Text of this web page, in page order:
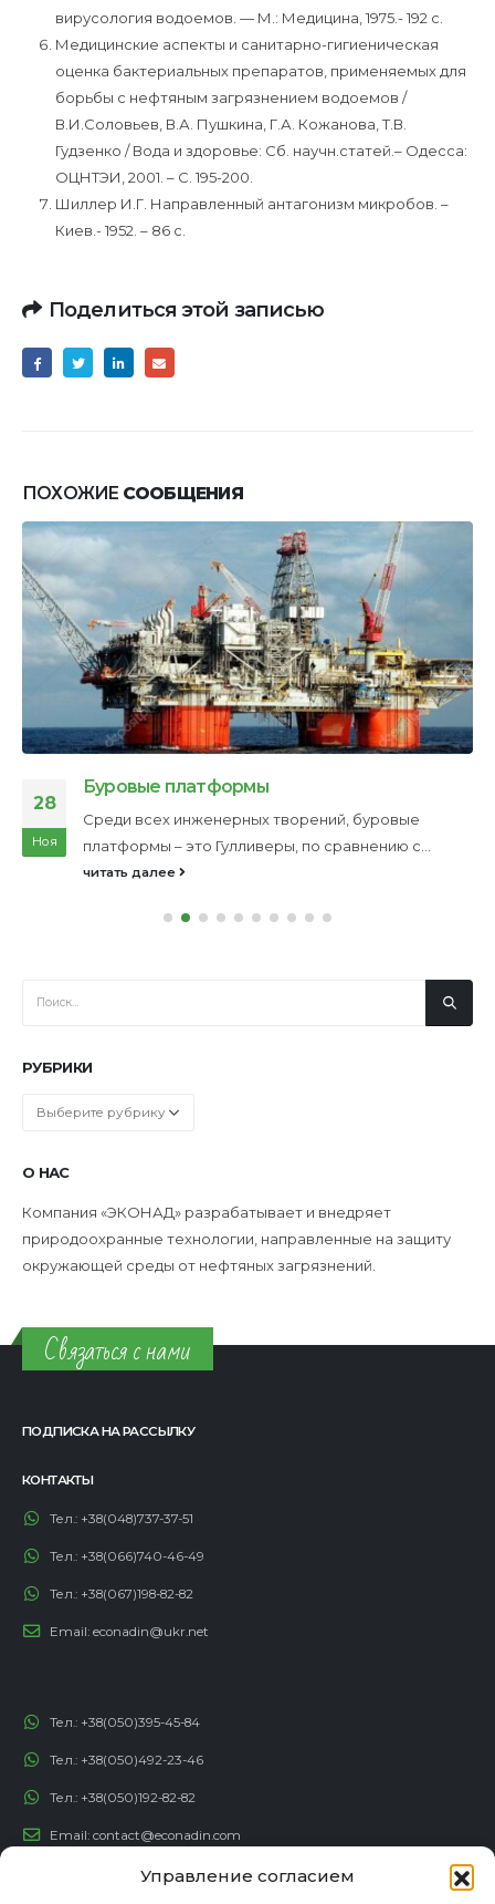
Управление согласием
вирусология водоемов. — М.: Медицина, 1975.- 192 с.
Медицинские аспекты и санитарно-гигиеническая
оценка бактериальных препаратов, применяемых для
борьбы с нефтяным загрязнением водоемов /
В.И.Соловьев, В.А. Пушкина, Г.А. Кожанова, Т.В.
Гудзенко / Вода и здоровье: Сб. научн.статей.– Одесса:
ОЦНТЭИ, 2001. – С. 195-200.
Шиллер И.Г. Направленный антагонизм микробов. –
Киев.- 1952. – 86 с.
Поделиться этой записью
ПОХОЖИЕ СООБЩЕНИЯ
28
Ноя
Буровые платформы
Среди всех инженерных творений, буровые
платформы – это Гулливеры, по сравнению с...
читать далее
РУБРИКИ
Рубрики
О НАС
Компания «ЭКОНАД» разрабатывает и внедряет
природоохранные технологии, направленные на защиту
окружающей среды от нефтяных загрязнений.
Связаться с нами
ПОДПИСКА НА РАССЫЛКУ
КОНТАКТЫ
Тел.: +38(048)737-37-51
Тел.: +38(066)740-46-49
Тел.: +38(067)198-82-82
Email: econadin@ukr.net
Тел.: +38(050)395-45-84
Тел.: +38(050)492-23-46
Тел.: +38(050)192-82-82
Email: contact@econadin.com